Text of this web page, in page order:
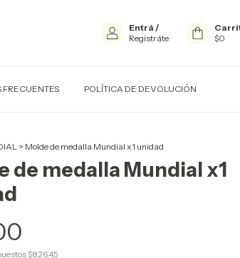
Entrá /
Registráte
$0
FRECUENTES POLÍTICA DE DEVOLUCIÓN
> Molde de medalla Mundial x1 unidad
de medalla Mundial x1
$826,45